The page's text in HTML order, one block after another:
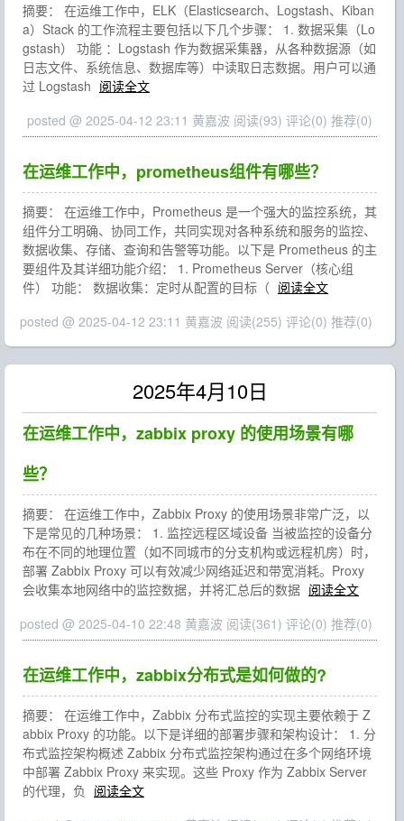
摘要： 在运维工作中，ELK（Elasticsearch、Logstash、Kiban
a）Stack 的工作流程主要包括以下几个步骤： 1. 数据采集（Lo
gstash） 功能 ：Logstash 作为数据采集器，从各种数据源（如
日志文件、系统信息、数据库等）中读取日志数据。用户可以通
过 Logstash 阅读全文
posted @ 2025-04-12 23:11 黄嘉波 阅读(93) 评论(0) 推荐(0)
在运维工作中，prometheus组件有哪些？
摘要： 在运维工作中，Prometheus 是一个强大的监控系统，其
组件分工明确、协同工作，共同实现对各种系统和服务的监控、
数据收集、存储、查询和告警等功能。以下是 Prometheus 的主
要组件及其详细功能介绍： 1. Prometheus Server（核心组
件） 功能： 数据收集：定时从配置的目标（ 阅读全文
posted @ 2025-04-12 23:11 黄嘉波 阅读(255) 评论(0) 推荐(0)
2025年4月10日
在运维工作中，zabbix proxy 的使用场景有哪
些？
摘要： 在运维工作中，Zabbix Proxy 的使用场景非常广泛，以
下是常见的几种场景： 1. 监控远程区域设备 当被监控的设备分
布在不同的地理位置（如不同城市的分支机构或远程机房）时，
部署 Zabbix Proxy 可以有效减少网络延迟和带宽消耗。Proxy
会收集本地网络中的监控数据，并将汇总后的数据 阅读全文
posted @ 2025-04-10 22:48 黄嘉波 阅读(361) 评论(0) 推荐(0)
在运维工作中，zabbix分布式是如何做的?
摘要： 在运维工作中，Zabbix 分布式监控的实现主要依赖于 Z
abbix Proxy 的功能。以下是详细的部署步骤和架构设计： 1. 分
布式监控架构概述 Zabbix 分布式监控架构通过在多个网络环境
中部署 Zabbix Proxy 来实现。这些 Proxy 作为 Zabbix Server
的代理，负 阅读全文